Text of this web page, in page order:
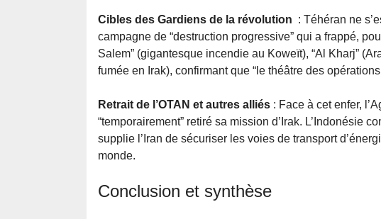
Cibles des Gardiens de la révolution : Téhéran ne
campagne de “destruction progressive” qui a frappé,
Salem” (gigantesque incendie au Koweït), “Al Kharj”
fumée en Irak), confirmant que “le théâtre des
Retrait de l’OTAN et autres alliés : Face à cet enfer,
“temporairement” retiré sa mission d’Irak. L’Indonésie
supplie l’Iran de sécuriser les voies de transport
monde.
Conclusion et synthèse